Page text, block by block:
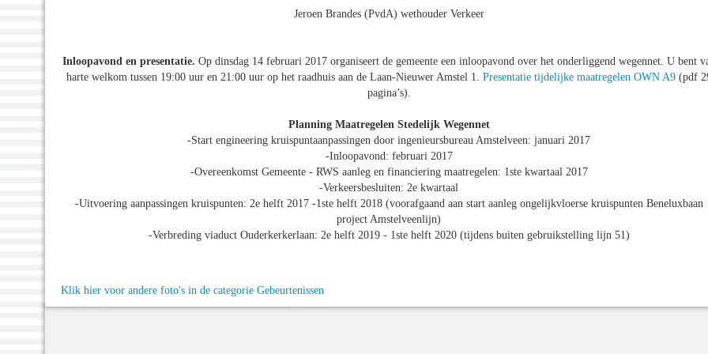
Jeroen Brandes (PvdA) wethouder Verkeer
Inloopavond en presentatie. Op dinsdag 14 februari 2017 organiseert de gemeente een inloopavond over het onderliggend wegennet. U bent
harte welkom tussen 19:00 uur en 21:00 uur op het raadhuis aan de Laan-Nieuwer Amstel 1. Presentatie tijdelijke maatregelen OWN A9(pdf
pagina’s).
Planning Maatregelen Stedelijk Wegennet
-Start engineering kruispuntaanpassingen door ingenieursbureau Amstelveen: januari 2017
-Inloopavond: februari 2017
-Overeenkomst Gemeente - RWS aanleg en financiering maatregelen: 1ste kwartaal 2017
-Verkeersbesluiten: 2e kwartaal
-Uitvoering aanpassingen kruispunten: 2e helft 2017 -1ste helft 2018 (voorafgaand aan start aanleg ongelijkvloerse kruispunten Beneluxbaan
project Amstelveenlijn)
-Verbreding viaduct Ouderkerkerlaan: 2e helft 2019 - 1ste helft 2020 (tijdens buiten gebruikstelling lijn 51)
Klik hier voor andere foto's in de categorie Gebeurtenissen